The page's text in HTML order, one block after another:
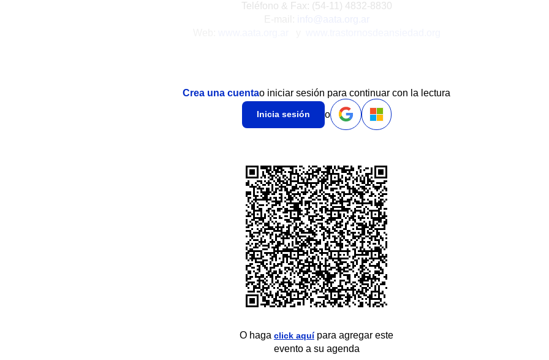
Teléfono & Fax: (54-11) 4832-8830
Crea una cuentao iniciar sesión para continuar con la lectura
Inicia sesión o
O haga click aquípara agregar este
evento a su agenda